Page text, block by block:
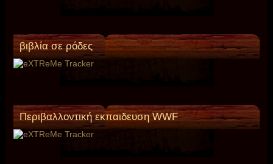
βιβλία σε ρόδες
Περιβαλλοντική εκπαιδευση WWF